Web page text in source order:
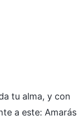
tu alma, y con
a este: Amarás